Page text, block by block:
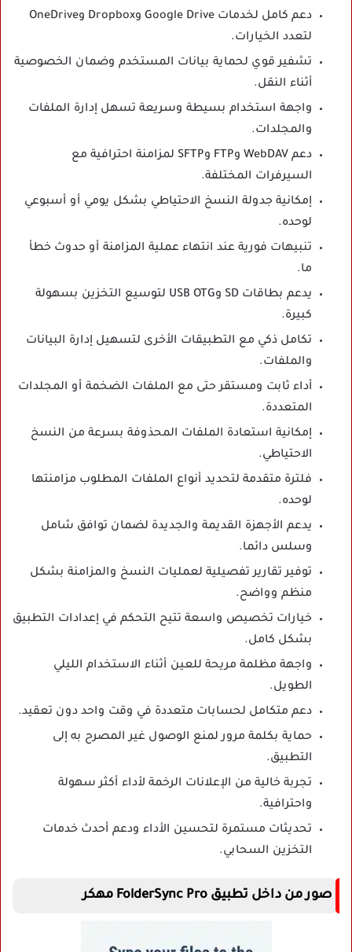
دعم كامل لخدمات Google Drive وDropbox وOneDrive
لتعدد الخيارات.
تشفير قوي لحماية بيانات المستخدم وضمان الخصوصية
أثناء النقل.
واجهة استخدام بسيطة وسريعة تسهل إدارة الملفات
والمجلدات.
دعم WebDAV وFTP وSFTP لمزامنة احترافية مع
السيرفرات المختلفة.
إمكانية جدولة النسخ الاحتياطي بشكل يومي أو أسبوعي
لوحده.
تنبيهات فورية عند انتهاء عملية المزامنة أو حدوث خطأ
ما.
يدعم بطاقات SD وUSB OTG لتوسيع التخزين بسهولة
كبيرة.
تكامل ذكي مع التطبيقات الأخرى لتسهيل إدارة البيانات
والملفات.
أداء ثابت ومستقر حتى مع الملفات الضخمة أو المجلدات
المتعددة.
إمكانية استعادة الملفات المحذوفة بسرعة من النسخ
الاحتياطي.
فلترة متقدمة لتحديد أنواع الملفات المطلوب مزامنتها
لوحده.
يدعم الأجهزة القديمة والجديدة لضمان توافق شامل
وسلس دائما.
توفير تقارير تفصيلية لعمليات النسخ والمزامنة بشكل
منظم وواضح.
خيارات تخصيص واسعة تتيح التحكم في إعدادات التطبيق
بشكل كامل.
واجهة مظلمة مريحة للعين أثناء الاستخدام الليلي
الطويل.
دعم متكامل لحسابات متعددة في وقت واحد دون تعقيد.
حماية بكلمة مرور لمنع الوصول غير المصرح به إلى
التطبيق.
تجربة خالية من الإعلانات الرخمة لأداء أكثر سهولة
واحترافية.
تحديثات مستمرة لتحسين الأداء ودعم أحدث خدمات
التخزين السحابي.
صور من داخل تطبيق FolderSync Pro مهكر